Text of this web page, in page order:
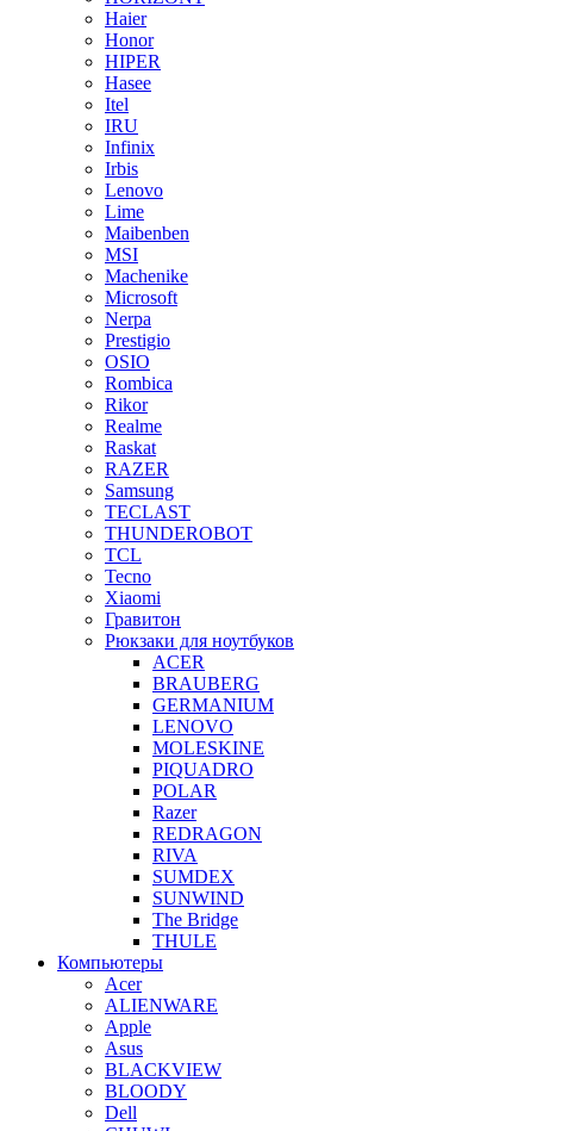
Haier
Honor
HIPER
Hasee
Itel
IRU
Infinix
Irbis
Lenovo
Lime
Maibenben
MSI
Machenike
Microsoft
Nerpa
Prestigio
OSIO
Rombica
Rikor
Realme
Raskat
RAZER
Samsung
TECLAST
THUNDEROBOT
TCL
Tecno
Xiaomi
Гравитон
Рюкзаки для ноутбуков
ACER
BRAUBERG
GERMANIUM
LENOVO
MOLESKINE
PIQUADRO
POLAR
Razer
REDRAGON
RIVA
SUMDEX
SUNWIND
The Bridge
THULE
Компьютеры
Acer
ALIENWARE
Apple
Asus
BLACKVIEW
BLOODY
Dell